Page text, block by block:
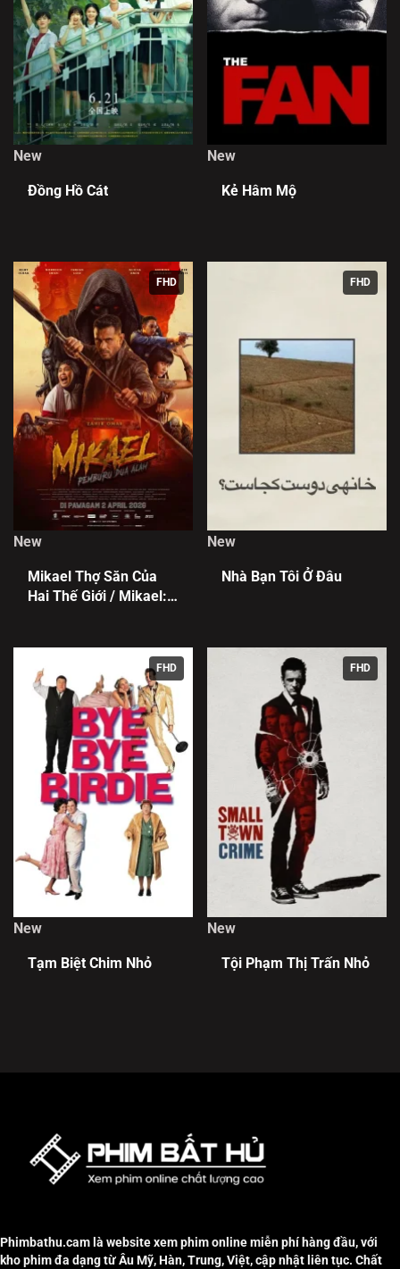
New
Đồng Hồ Cát
New
Kẻ Hâm Mộ
FHD
New
Mikael Thợ Săn Của
Hai Thế Giới / Mikael:
FHD
New
Nhà Bạn Tôi Ở Đâu
FHD
New
Tạm Biệt Chim Nhỏ
FHD
New
Tội Phạm Thị Trấn Nhỏ
Phimbathu.cam là website xem phim online miễn phí hàng đầu, với
kho phim đa dạng từ Âu Mỹ, Hàn, Trung, Việt, cập nhật liên tục. Chất